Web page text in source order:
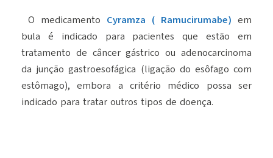
O medicamento Cyramza ( Ramucirumabe) em
bula é indicado para pacientes que estão em
tratamento de câncer gástrico ou adenocarcinoma
da junção gastroesofágica (ligação do esôfago com
estômago), embora a critério médico possa ser
indicado para tratar outros tipos de doença.